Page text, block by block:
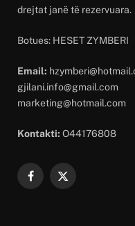
drejtat janë të rezervuara.
Botues: HESET ZYMBERI
Email:
gjilani.info@gmail.com
marketing@hotmail.com
Kontakti: O44176808
Facebook
X